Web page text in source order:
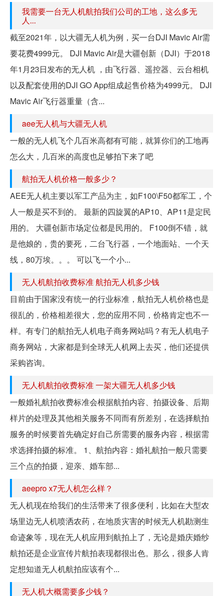
我需要一台无人机航拍我们公司的工地，这么多无
人...
截至2021年，以大疆无人机为例，买一台DJI Mavic Air需
要花费4999元。 DJI Mavic Air是大疆创新（DJI）于2018
年1月23日发布的无人机 ，由飞行器、遥控器、云台相机
以及配套使用的DJI GO App组成起售价格为4999元。 DJI
Mavic Air飞行器重量（含...
aee无人机与大疆无人机
一般的无人机飞个几百米高都有可能，就算你们的工地再
怎么大，几百米的高度也足够拍下来了吧
航拍无人机价格一般多少？
AEE无人机主要以军工产品为主，如F100\F50都军工，个
人一般是买不到的。 最新的四旋翼的AP10、AP11是定民
用的。 大疆创新市场定位都是民用的。 F100倒不错，就
是他娘的，贵的要死，二台飞行器，一个地面站、一个天
线，80万埃。。。 可以飞一个小...
无人机航拍收费标准 航拍无人机多少钱
目前由于国家没有统一的行业标准，航拍无人机价格也是
很乱的，价格相差很大，您的应用不同，价格肯定也不一
样。有专门的航拍无人机电子商务网站吗？有无人机电子
商务网站，大家都是到全球无人机网上去买，他们还提供
采购咨询。
无人机航拍收费标准 一架大疆无人机多少钱
一般婚礼航拍收费标准会根据航拍内容、拍摄设备、后期
样片的处理及其他相关服务不同而有所差别，在选择航拍
服务的时候要首先确定好自己所需要的服务内容，根据需
求选择拍摄的标准。 1、航拍内容：婚礼航拍一般只需要
三个点的拍摄，迎亲、婚车部...
aeepro x7无人机怎么样？
无人机现在给我们的生活带来了很多便利，比如在大型农
场里边无人机喷洒农药，在地质灾害的时候无人机勘测生
命迹象等，现在无人机应用到航拍上了，无论是婚庆婚纱
航拍还是企业宣传片航拍表现都很出色。那么，很多人肯
定想知道无人机航拍应该有个...
无人机大概需要多少钱？